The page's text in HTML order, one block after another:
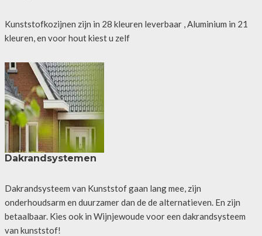
Kunststofkozijnen zijn in 28 kleuren leverbaar , Aluminium in 21
kleuren, en voor hout kiest u zelf
Dakrandsystemen
Dakrandsysteem van Kunststof gaan lang mee, zijn
onderhoudsarm en duurzamer dan de de alternatieven. En zijn
betaalbaar. Kies ook in Wijnjewoude voor een dakrandsysteem
van kunststof!